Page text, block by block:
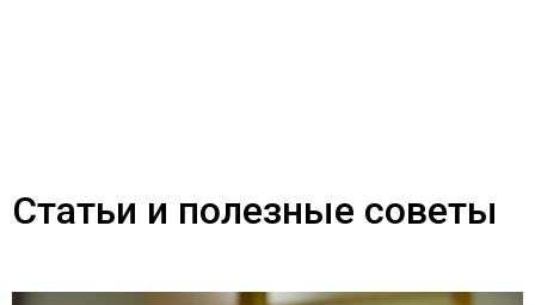
Статьи и полезные советы